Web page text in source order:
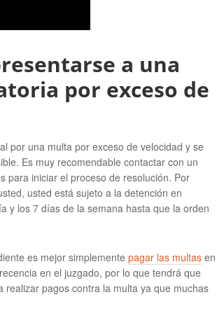
a una
por exceso de
por una multa por exceso de velocidad y se
Es muy recomendable contactar con un
para iniciar el proceso de resolución. Por
usted está sujeto a la detención en
y los 7 días de la semana hasta que la orden
es mejor simplemente pagar las multas en
en el juzgado, por lo que tendrá que
pagos contra la multa ya que muchas